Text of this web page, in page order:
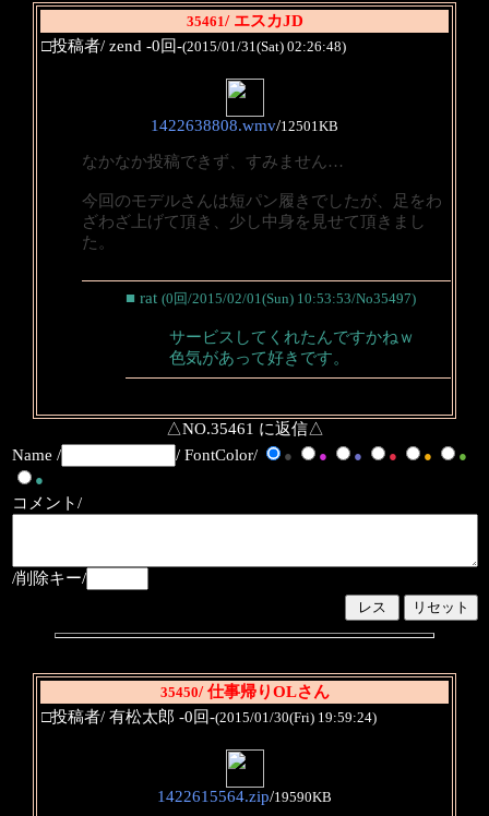
35461/ エスカJD
□投稿者/ zend -0回-(2015/01/31(Sat) 02:26:48)
1422638808.wmv/12501KB
なかなか投稿できず、すみません…
今回のモデルさんは短パン履きでしたが、足をわ
ざわざ上げて頂き、少し中身を見せて頂きまし
た。
■ rat (0回/2015/02/01(Sun) 10:53:53/No35497)
サービスしてくれたんですかねｗ
色気があって好きです。
△NO.35461 に返信△
Name /
/ FontColor/ ● ● ● ● ●
●
●
コメント/
/削除キー/
35450/ 仕事帰りOLさん
□投稿者/ 有松太郎 -0回-(2015/01/30(Fri) 19:59:24)
1422615564.zip/19590KB